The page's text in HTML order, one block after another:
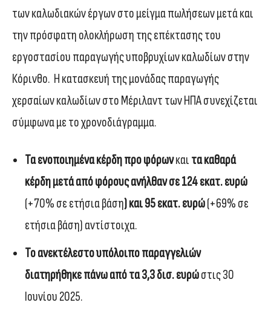
των καλωδιακών έργων στο μείγμα πωλήσεων μετά και
την πρόσφατη ολοκλήρωση της επέκτασης του
εργοστασίου παραγωγής υποβρυχίων καλωδίων στην
Κόρινθο. Η κατασκευή της μονάδας παραγωγής
χερσαίων καλωδίων στο Μέριλαντ των ΗΠΑ συνεχίζεται
σύμφωνα με το χρονοδιάγραμμα.
Τα ενοποιημένα κέρδη προ φόρωνκαι τα καθαρά
κέρδη μετά από φόρους ανήλθαν σε 124 εκατ. ευρώ
(+70% σε ετήσια βάση) και 95 εκατ. ευρώ(+69% σε
ετήσια βάση) αντίστοιχα.
Το ανεκτέλεστο υπόλοιπο παραγγελιών
διατηρήθηκε πάνω από τα 3,3 δισ. ευρώστις 30
Ιουνίου 2025.